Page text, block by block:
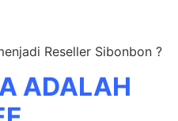
Reseller Sibonbon ?
ADALAH